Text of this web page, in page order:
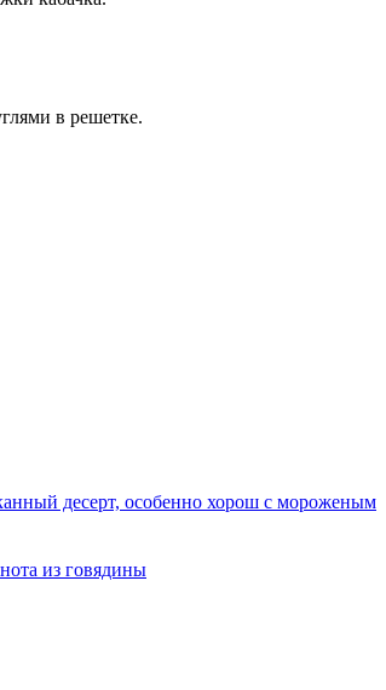
в решетке.
десерт, особенно хорош с мороженым
из говядины